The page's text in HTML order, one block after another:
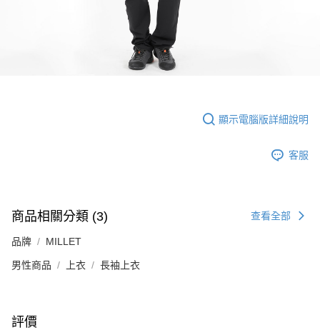
顯示電腦版詳細說明
客服
商品相關分類 (3) 查看全部
品牌 MILLET
男性商品 上衣 長袖上衣
評價